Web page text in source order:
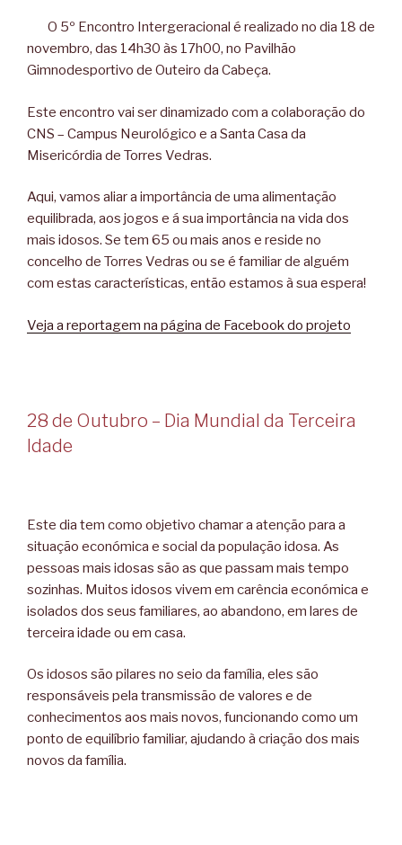
O 5º Encontro Intergeracional é realizado no dia 18 de
novembro, das 14h30 às 17h00, no Pavilhão
Gimnodesportivo de Outeiro da Cabeça.
Este encontro vai ser dinamizado com a colaboração do
CNS – Campus Neurológico e a Santa Casa da
Misericórdia de Torres Vedras.
Aqui, vamos aliar a importância de uma alimentação
equilibrada, aos jogos e á sua importância na vida dos
mais idosos. Se tem 65 ou mais anos e reside no
concelho de Torres Vedras ou se é familiar de alguém
com estas características, então estamos à sua espera!
Veja a reportagem na página de Facebook do projeto
28 de Outubro – Dia Mundial da Terceira
Idade
Este dia tem como objetivo chamar a atenção para a
situação económica e social da população idosa. As
pessoas mais idosas são as que passam mais tempo
sozinhas. Muitos idosos vivem em carência económica e
isolados dos seus familiares, ao abandono, em lares de
terceira idade ou em casa.
Os idosos são pilares no seio da família, eles são
responsáveis pela transmissão de valores e de
conhecimentos aos mais novos, funcionando como um
ponto de equilíbrio familiar, ajudando à criação dos mais
novos da família.